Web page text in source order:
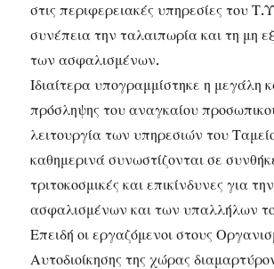
στις περιφερειακές υπηρεσίες του
συνέπεια την ταλαιπωρία και τη μη
των ασφαλισμένων.
Ιδιαίτερα υπογραμμίστηκε η μεγάλη
πρόσληψης του αναγκαίου
λειτουργία των υπηρεσιών του
καθημερινά συνωστίζονται σε
τριτοκοσμικές και επικίνδυνες για
ασφαλισμένων και των υπαλλήλων
Επειδή οι εργαζόμενοι στους
Αυτοδιοίκησης της χώρας